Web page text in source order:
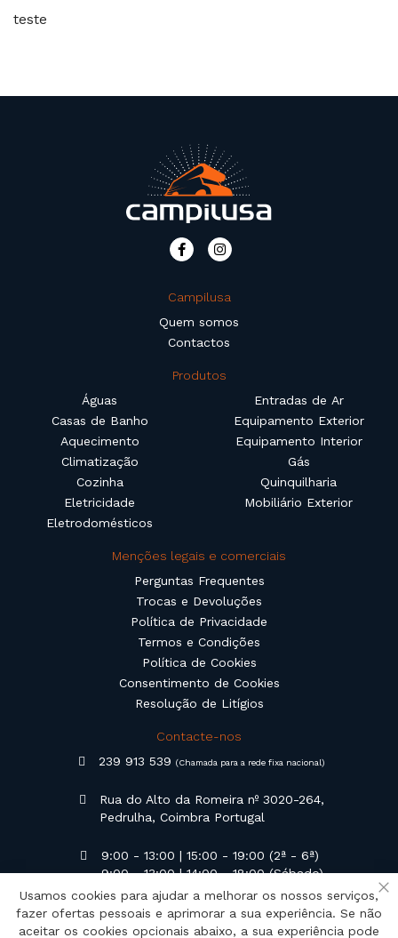
teste
Campilusa
Quem somos
Contactos
Produtos
Águas
Casas de Banho
Aquecimento
Climatização
Cozinha
Eletricidade
Eletrodomésticos
Entradas de Ar
Equipamento Exterior
Equipamento Interior
Gás
Quinquilharia
Mobiliário Exterior
Menções legais e comerciais
Perguntas Frequentes
Trocas e Devoluções
Política de Privacidade
Termos e Condições
Política de Cookies
Consentimento de Cookies
Resolução de Litígios
Contacte-nos
239 913 539(Chamada para a rede fixa nacional)
Rua do Alto da Romeira nº 3020-264,
Pedrulha, Coimbra Portugal
9:00 - 13:00 | 15:00 - 19:00 (2ª - 6ª)
9:00 - 13:00 | 14:00 - 18:00 (Sábado)
geral@campilusa.pt
Usamos cookies para ajudar a melhorar os nossos serviços,
fazer ofertas pessoais e aprimorar a sua experiência. Se não
aceitar os cookies opcionais abaixo, a sua experiência pode